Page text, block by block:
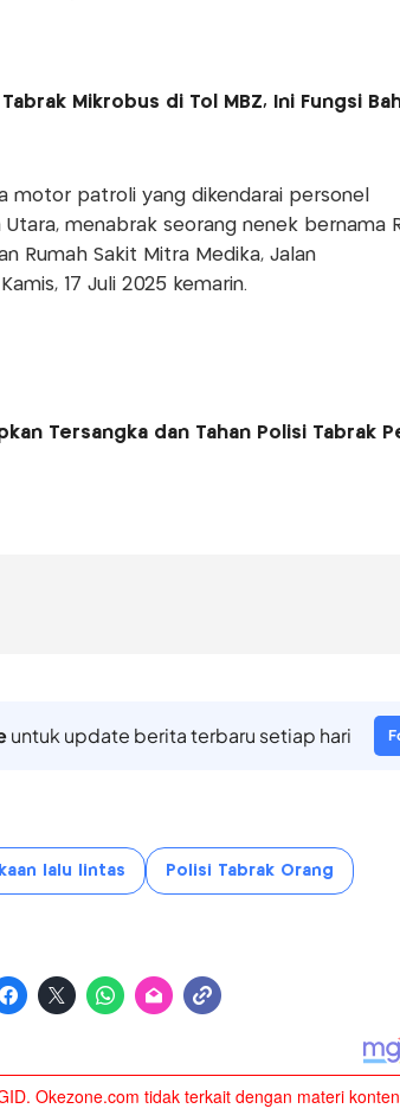
Mikrobus di Tol MBZ, Ini Fungsi
motor patroli yang dikendarai personel
menabrak seorang nenek bernama
Rumah Sakit Mitra Medika, Jalan
17 Juli 2025 kemarin.
Tersangka dan Tahan Polisi Tabrak
untuk update berita terbaru setiap hari
lalu lintas Polisi Tabrak Orang